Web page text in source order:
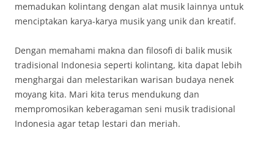
memadukan kolintang dengan alat musik lainnya untuk
menciptakan karya-karya musik yang unik dan kreatif.
Dengan memahami makna dan filosofi di balik musik
tradisional Indonesia seperti kolintang, kita dapat lebih
menghargai dan melestarikan warisan budaya nenek
moyang kita. Mari kita terus mendukung dan
mempromosikan keberagaman seni musik tradisional
Indonesia agar tetap lestari dan meriah.